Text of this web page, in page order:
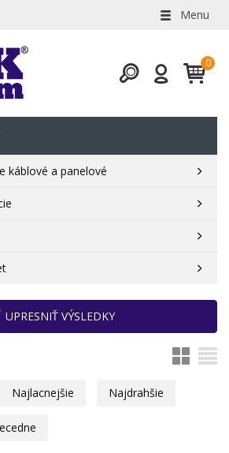
Menu
káblové a panelové
UPRESNIŤ VÝSLEDKY
Najlacnejšie Najdrahšie